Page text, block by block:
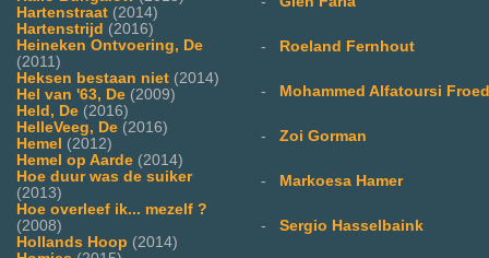
Hartenstraat (2014)
Hartenstrijd (2016)
Heineken Ontvoering, De
(2011)
Heksen bestaan niet (2014)
Hel van '63, De (2009)
Held, De (2016)
HelleVeeg, De (2016)
Hemel (2012)
Hemel op Aarde (2014)
Hoe duur was de suiker
(2013)
Hoe overleef ik... mezelf ?
(2008)
Hollands Hoop (2014)
- Roeland Fernhout
- Mohammed Alfatoursi
- Zoi Gorman
- Markoesa Hamer
- Sergio Hasselbaink